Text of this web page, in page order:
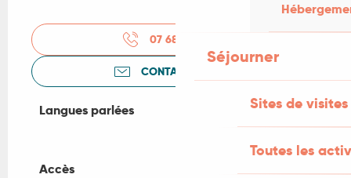
Séjourner
Sites de visites
Toutes les
07 68 14 02
CONTACTEZ-NOUS
Langues parlées
Langues parlées
Accès
Accès